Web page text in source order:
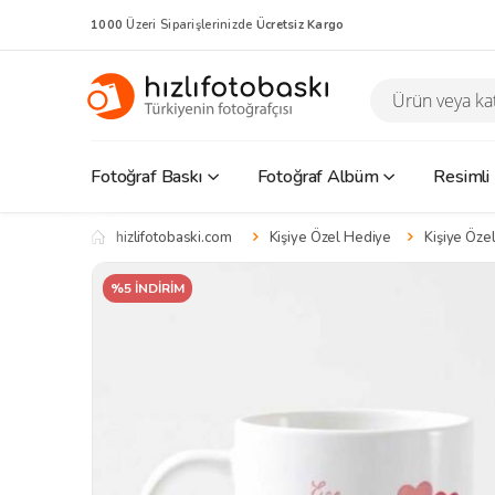
1000 Üzeri Siparişlerinizde Ücretsiz Kargo
Fotoğraf Baskı Fotoğraf Albüm
hizlifotobaski.com Kişiye Özel Hediye Kişiye
%5 İNDİRİM